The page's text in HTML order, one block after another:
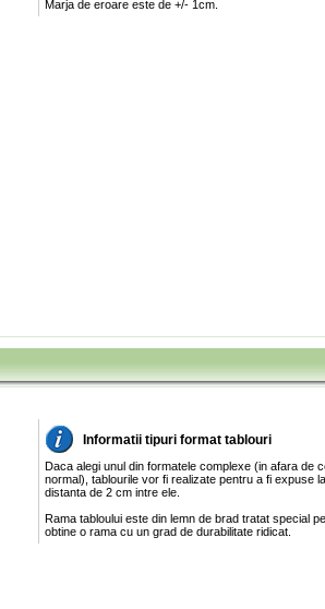
Marja de eroare este de +/- 1cm.
Informatii tipuri format tablouri
Daca alegi unul din formatele complexe (in afara de
normal), tablourile vor fi realizate pentru a fi expuse
distanta de 2 cm intre ele.
Rama tabloului este din lemn de brad tratat special
obtine o rama cu un grad de durabilitate ridicat.